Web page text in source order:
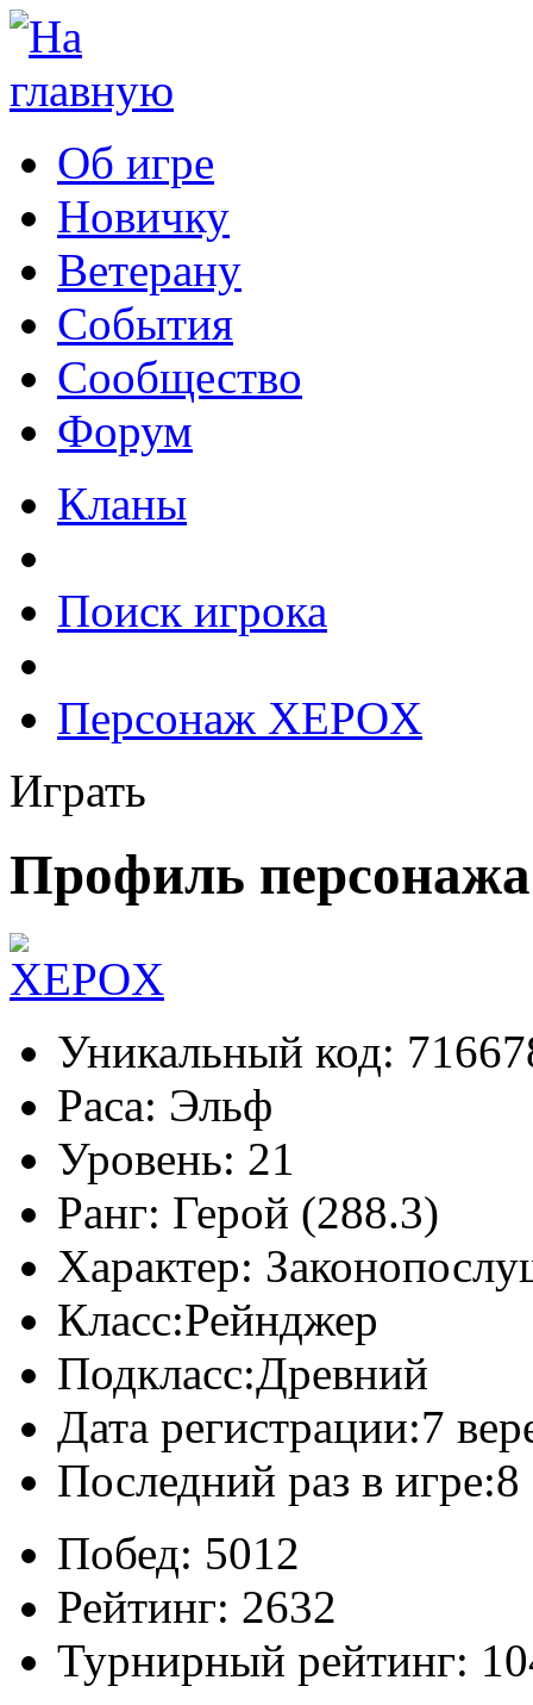
Об игре
Новичку
Ветерану
События
Сообщество
Форум
Кланы
Поиск игрока
Персонаж XEPOX
Играть
Профиль
Уникальный код:
Раса: Эльф
Уровень: 21
Ранг: Герой (288.3)
Характер:
Класс:Рейнджер
Подкласс:Древний
Дата регистрации:7
Последний раз в игре:8
Побед: 5012
Рейтинг: 2632
Турнирный рейтинг: